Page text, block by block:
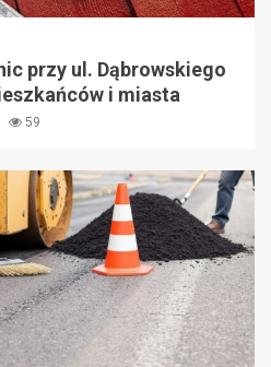
przy ul. Dąbrowskiego
i miasta
59